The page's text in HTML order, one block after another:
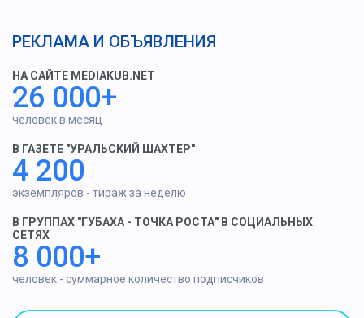
РЕКЛАМА И ОБЪЯВЛЕНИЯ
НА САЙТЕ MEDIAKUB.NET
26 000+
человек в месяц
В ГАЗЕТЕ "УРАЛЬСКИЙ ШАХТЕР"
4 200
экземпляров - тираж за неделю
В ГРУППАХ "ГУБАХА - ТОЧКА РОСТА" В СОЦИАЛЬНЫХ
СЕТЯХ
8 000+
человек - суммарное количество подписчиков